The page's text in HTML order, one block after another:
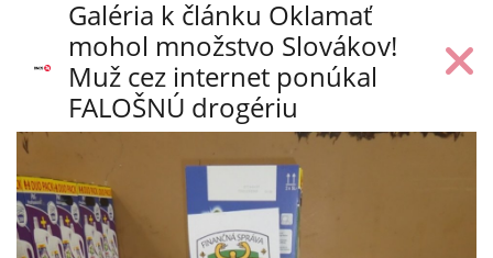
Galéria k článku Oklamať
mohol množstvo Slovákov!
Muž cez internet ponúkal
FALOŠNÚ drogériu